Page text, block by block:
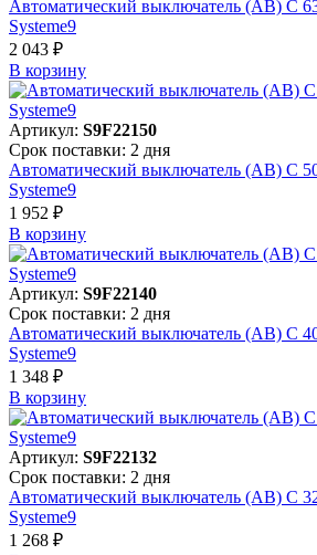
Автоматический выключатель (АВ) C
Systeme9
2 043 ₽
В корзинy
Артикул: S9F22150
Срок поставки: 2 дня
Автоматический выключатель (АВ) C
Systeme9
1 952 ₽
В корзинy
Артикул: S9F22140
Срок поставки: 2 дня
Автоматический выключатель (АВ) C
Systeme9
1 348 ₽
В корзинy
Артикул: S9F22132
Срок поставки: 2 дня
Автоматический выключатель (АВ) C
Systeme9
1 268 ₽